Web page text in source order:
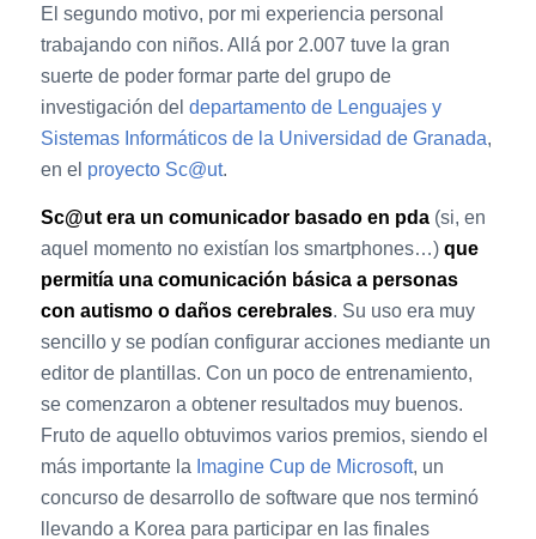
El segundo motivo, por mi experiencia personal
trabajando con niños. Allá por 2.007 tuve la gran
suerte de poder formar parte del grupo de
investigación del departamento de Lenguajes y
Sistemas Informáticos de la Universidad de Granada,
en el proyecto Sc@ut.
Sc@ut era un comunicador basado en pda(si, en
aquel momento no existían los smartphones…) que
permitía una comunicación básica a personas
con autismo o daños cerebrales. Su uso era muy
sencillo y se podían configurar acciones mediante un
editor de plantillas. Con un poco de entrenamiento,
se comenzaron a obtener resultados muy buenos.
Fruto de aquello obtuvimos varios premios, siendo el
más importante la Imagine Cup de Microsoft, un
concurso de desarrollo de software que nos terminó
llevando a Korea para participar en las finales